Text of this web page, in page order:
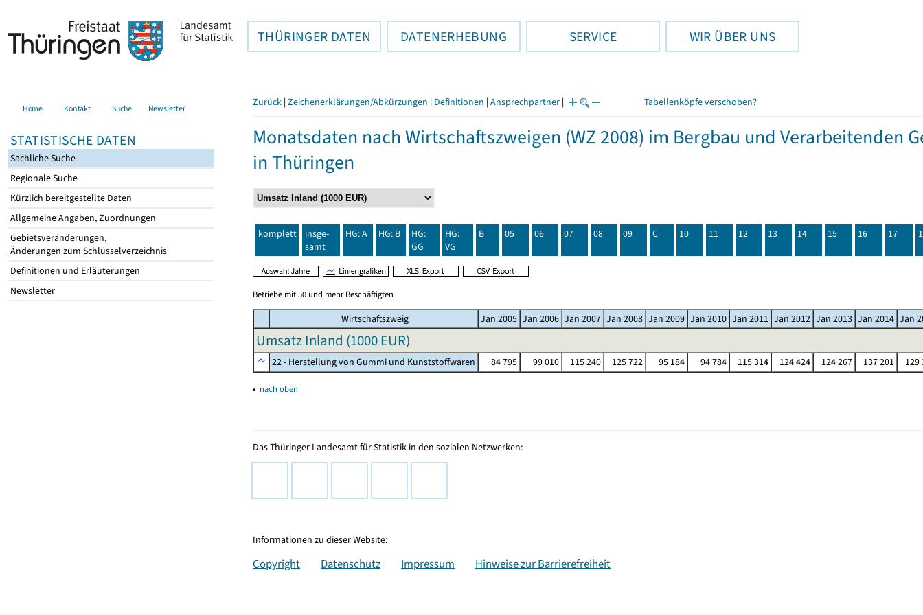
THÜRINGER DATEN DATENERHEBUNG SERVICE WIR ÜBER UNS
Home Kontakt Suche Newsletter
STATISTISCHE DATEN
Sachliche Suche
Regionale Suche
Kürzlich bereitgestellte Daten
Allgemeine Angaben, Zuordnungen
Gebietsveränderungen,
Änderungen zum Schlüsselverzeichnis
Definitionen und Erläuterungen
Newsletter
Zurück | Zeichenerklärungen/Abkürzungen | Definitionen | Ansprechpartner | Tabellenköpfe verschoben?
Monatsdaten nach Wirtschaftszweigen (WZ 2008) im Bergbau und Verarbeitenden
in Thüringen
komplett
insge-
samt
HG: A HG: B
HG:
GG
HG:
VG
B 05 06 07 08 09 C 10 11 12 13 14 15 16 17
Betriebe mit 50 und mehr Beschäftigten
Wirtschaftszweig Jan 2005 Jan 2006 Jan 2007 Jan 2008 Jan 2009 Jan 2010 Jan 2011 Jan 2012 Jan 2013 Jan 2014 Jan
Umsatz Inland (1000 EUR)
22 - Herstellung von Gummi und Kunststoffwaren 84 795 99 010 115 240 125 722 95 184 94 784 115 314 124 424 124 267 137 201 129
▴ nach oben
Das Thüringer Landesamt für Statistik in den sozialen Netzwerken:
Informationen zu dieser Website:
Copyright Datenschutz Impressum Hinweise zur Barrierefreiheit